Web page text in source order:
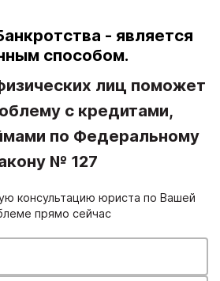
- является
способом.
лиц поможет
с кредитами,
по Федеральному
№ 127
консультацию юриста по Вашей
прямо сейчас